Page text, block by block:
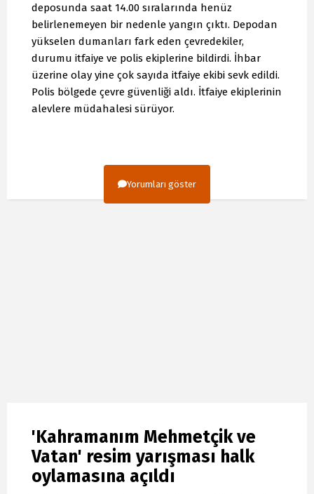
deposunda saat 14.00 sıralarında henüz
belirlenemeyen bir nedenle yangın çıktı. Depodan
yükselen dumanları fark eden çevredekiler,
durumu itfaiye ve polis ekiplerine bildirdi. İhbar
üzerine olay yine çok sayıda itfaiye ekibi sevk edildi.
Polis bölgede çevre güvenliği aldı. İtfaiye ekiplerinin
alevlere müdahalesi sürüyor.
Yorumları göster
'Kahramanım Mehmetçik ve
Vatan' resim yarışması halk
oylamasına açıldı